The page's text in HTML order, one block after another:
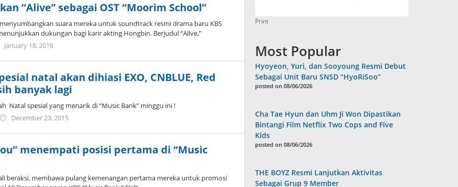
“Alive” sebagai OST “Moorim School”
suara mereka untuk soundtrack resmi drama baru KBS
dukungan bagi karir akting Hongbin. Berjudul “Alive,”
January 18, 2016by
natal akan dihiasi EXO, CNBLUE, Red
banyak lagi
Natal spesial yang menarik di “Music Bank” minggu ini !
December 23, 2015by
menempati posisi pertama di “Music
beraksi, membawa pulang kemenangan pertama mereka untuk promosi
Print
Most Popular
Hyoyeon, Yuri, dan Sooyoung Resmi Debut
Sebagai Unit Baru SNSD “HyoRiSoo”
posted on 08/06/2026
Cha Tae Hyun dan Uhm Ji Won Dipastikan
Bintangi Film Netflix Two Cops and Five
Kids
posted on 08/06/2026
THE BOYZ Resmi Lanjutkan Aktivitas
Sebagai Grup 9 Member